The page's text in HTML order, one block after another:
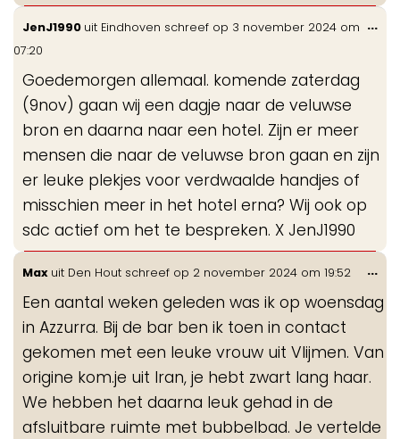
JenJ1990 uit Eindhoven schreef op 3 november 2024 om
07:20
Goedemorgen allemaal. komende zaterdag
(9nov) gaan wij een dagje naar de veluwse
bron en daarna naar een hotel. Zijn er meer
mensen die naar de veluwse bron gaan en zijn
er leuke plekjes voor verdwaalde handjes of
misschien meer in het hotel erna? Wij ook op
sdc actief om het te bespreken. X JenJ1990
...
Max uit Den Hout schreef op 2 november 2024 om 19:52
Een aantal weken geleden was ik op woensdag
in Azzurra. Bij de bar ben ik toen in contact
gekomen met een leuke vrouw uit Vlijmen. Van
origine kom.je uit Iran, je hebt zwart lang haar.
We hebben het daarna leuk gehad in de
afsluitbare ruimte met bubbelbad. Je vertelde
...